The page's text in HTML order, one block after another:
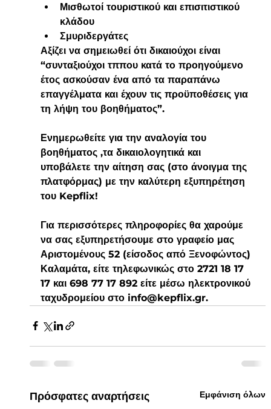
Μισθωτοί τουριστικού και επισιτιστικού
κλάδου
Σμυριδεργάτες
Αξίζει να σημειωθεί ότι δικαιούχοι είναι
“συνταξιούχοι τππου κατά το προηγούμενο
έτος ασκούσαν ένα από τα παραπάνω
επαγγέλματα και έχουν τις προϋποθέσεις για
τη λήψη του βοηθήματος”.
Ενημερωθείτε για την αναλογία του
βοηθήματος ,τα δικαιολογητικά και
υποβάλετε την αίτηση σας (στο άνοιγμα της
πλατφόρμας) με την καλύτερη εξυπηρέτηση
του Kepflix!
Για περισσότερες πληροφορίες θα χαρούμε
να σας εξυπηρετήσουμε στο γραφείο μας
Αριστομένους 52 (είσοδος από Ξενοφώντος)
Καλαμάτα, είτε τηλεφωνικώς στο 2721 18 17
17 και 698 77 17 892 είτε μέσω ηλεκτρονικού
ταχυδρομείου στο info@kepflix.gr.
Πρόσφατες αναρτήσεις Εμφάνιση όλων